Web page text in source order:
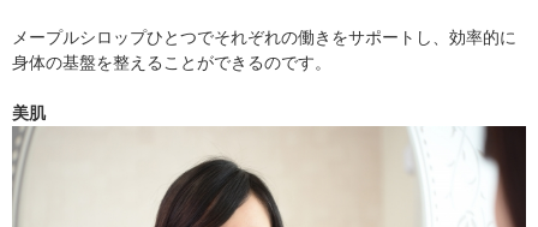
メープルシロップひとつでそれぞれの働きをサポートし、効率的に
身体の基盤を整えることができるのです。
美肌